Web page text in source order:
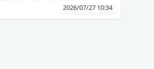
2026/07/27 10:34